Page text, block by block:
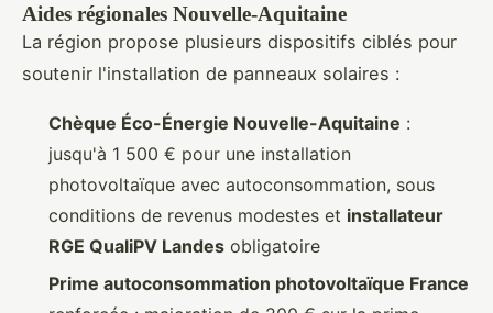
Aides régionales Nouvelle-Aquitaine
La région propose plusieurs dispositifs ciblés pour
soutenir l'installation de panneaux solaires :
Chèque Éco-Énergie Nouvelle-Aquitaine :
jusqu'à 1 500 € pour une installation
photovoltaïque avec autoconsommation, sous
conditions de revenus modestes et installateur
RGE QualiPV Landes obligatoire
Prime autoconsommation photovoltaïque France